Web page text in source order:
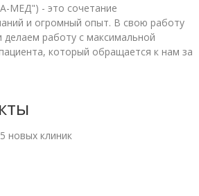
МЕД") - это сочетание
и огромный опыт. В свою работу
работу с максимальной
который обращается к нам за
новых клиник